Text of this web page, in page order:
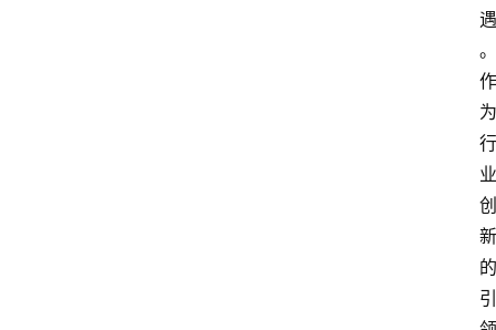
遇
。
作
为
行
业
创
新
的
引